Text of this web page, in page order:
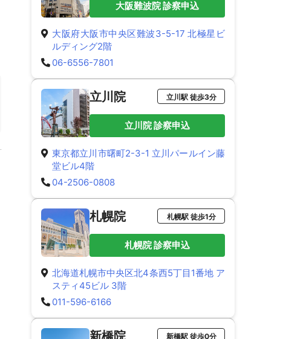
大阪難波院 診察申込
大阪府大阪市中央区難波3-5-17 北極星ビ
ルディング2階
06-6556-7801
立川院 立川駅 徒歩3分
立川院 診察申込
東京都立川市曙町2-3-1 立川パールイン藤
堂ビル4階
04-2506-0808
札幌院 札幌駅 徒歩1分
札幌院 診察申込
北海道札幌市中央区北4条西5丁目1番地 ア
スティ45ビル 3階
011-596-6166
新橋院 新橋駅 徒歩0分